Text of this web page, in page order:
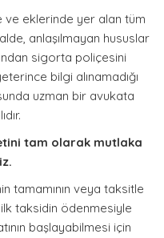
eklerinde yer alan tüm
anlaşılmayan hususlar
sigorta poliçesini
bilgi alınamadığı
uzman bir avukata
tam olarak mutlaka
tamamının veya taksitle
ilk taksidin ödenmesiyle
başlayabilmesi için